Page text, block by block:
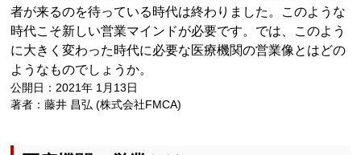
者が来るのを待っている時代は終わりました。このような
時代こそ新しい営業マインドが必要です。では、このよう
に大きく変わった時代に必要な医療機関の営業像とはどの
ようなものでしょうか。
公開日：2021年 1月13日
著者：藤井 昌弘 (株式会社FMCA)